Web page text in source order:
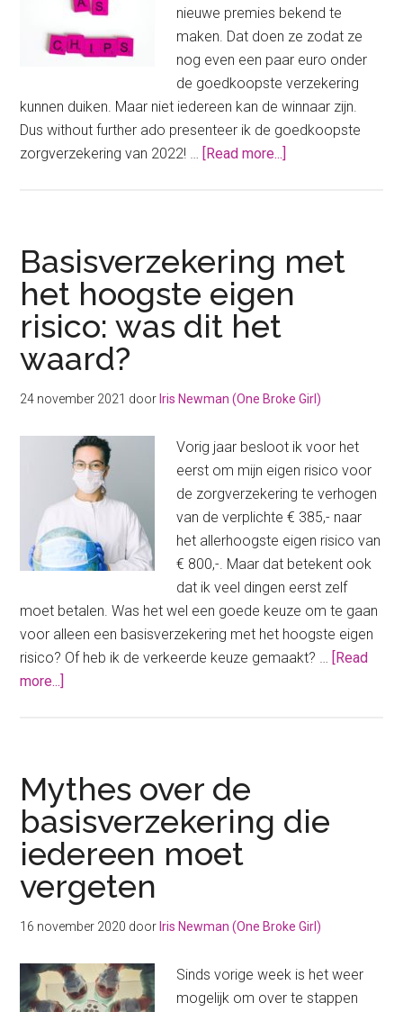
nieuwe premies bekend te
maken. Dat doen ze zodat ze
nog even een paar euro onder
de goedkoopste verzekering
kunnen duiken. Maar niet iedereen kan de winnaar zijn.
Dus without further ado presenteer ik de goedkoopste
zorgverzekering van 2022! …
[Read more...]
2022
Basisverzekering met
het hoogste eigen
risico: was dit het
waard?
24 november 2021 door Iris Newman (One Broke Girl)
Vorig jaar besloot ik voor het
eerst om mijn eigen risico voor
de zorgverzekering te verhogen
van de verplichte € 385,- naar
het allerhoogste eigen risico van
€ 800,-. Maar dat betekent ook
dat ik veel dingen eerst zelf
moet betalen. Was het wel een goede keuze om te gaan
voor alleen een basisverzekering met het hoogste eigen
risico? Of heb ik de verkeerde keuze gemaakt? …
[Read
more...]
hoogste
eigen
risico:
was
dit
het
Mythes over de
basisverzekering die
iedereen moet
vergeten
16 november 2020 door Iris Newman (One Broke Girl)
Sinds vorige week is het weer
mogelijk om over te stappen